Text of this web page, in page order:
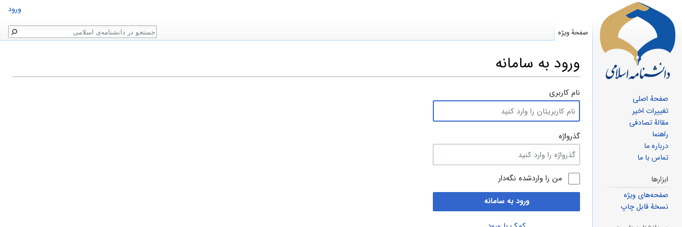
ورود به سامانه
پرش
ناوبری
پرش
جستجو
نام کاربری
گذرواژه
من را واردشده نگه‌دار
ورود به سامانه
ورود
صفحهٔ ویژه جستجو
صفحهٔ اصلی
تغییرات اخیر
مقالهٔ تصادفی
راهنما
درباره ما
تماس با ما
ابزارها
صفحه‌های ویژه
نسخهٔ قابل چاپ